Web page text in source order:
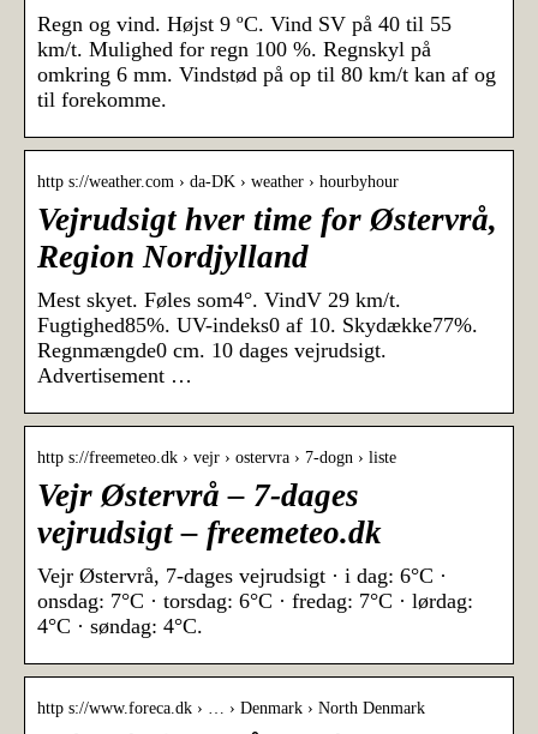
Regn og vind. Højst 9 ºC. Vind SV på 40 til 55
km/t. Mulighed for regn 100 %. Regnskyl på
omkring 6 mm. Vindstød på op til 80 km/t kan af og
til forekomme.
http s://weather.com › da-DK › weather › hourbyhour
Vejrudsigt hver time for Østervrå,
Region Nordjylland
Mest skyet. Føles som4°. VindV 29 km/t.
Fugtighed85%. UV-indeks0 af 10. Skydække77%.
Regnmængde0 cm. 10 dages vejrudsigt.
Advertisement …
http s://freemeteo.dk › vejr › ostervra › 7-dogn › liste
Vejr Østervrå – 7-dages
vejrudsigt – freemeteo.dk
Vejr Østervrå, 7-dages vejrudsigt · i dag: 6°C ·
onsdag: 7°C · torsdag: 6°C · fredag: 7°C · lørdag:
4°C · søndag: 4°C.
http s://www.foreca.dk › … › Denmark › North Denmark